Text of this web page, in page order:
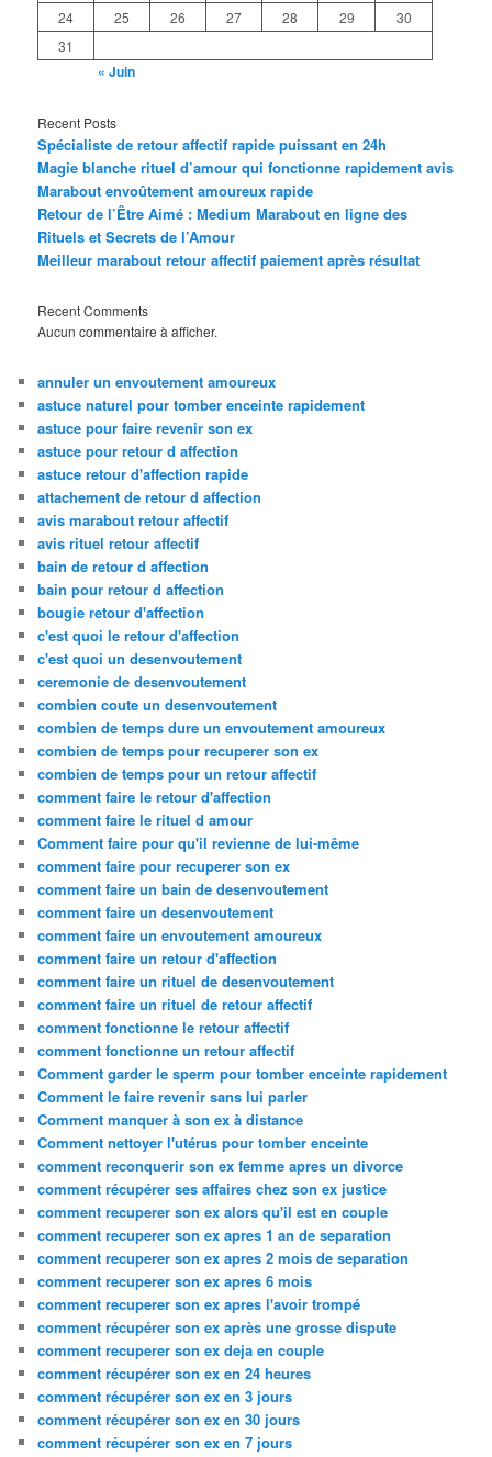
24
25 26 27 28 29
30
31
« Juin
Recent Posts
Spécialiste de retour affectif rapide puissant en 24h
Magie blanche rituel d’amour qui fonctionne rapidement avis
Marabout envoûtement amoureux rapide
Retour de l’Être Aimé : Medium Marabout en ligne des
Rituels et Secrets de l’Amour
Meilleur marabout retour affectif paiement après résultat
Recent Comments
Aucun commentaire à afficher.
annuler un envoutement amoureux
astuce naturel pour tomber enceinte rapidement
astuce pour faire revenir son ex
astuce pour retour d affection
astuce retour d'affection rapide
attachement de retour d affection
avis marabout retour affectif
avis rituel retour affectif
bain de retour d affection
bain pour retour d affection
bougie retour d'affection
c'est quoi le retour d'affection
c'est quoi un desenvoutement
ceremonie de desenvoutement
combien coute un desenvoutement
combien de temps dure un envoutement amoureux
combien de temps pour recuperer son ex
combien de temps pour un retour affectif
comment faire le retour d'affection
comment faire le rituel d amour
Comment faire pour qu'il revienne de lui-même
comment faire pour recuperer son ex
comment faire un bain de desenvoutement
comment faire un desenvoutement
comment faire un envoutement amoureux
comment faire un retour d'affection
comment faire un rituel de desenvoutement
comment faire un rituel de retour affectif
comment fonctionne le retour affectif
comment fonctionne un retour affectif
Comment garder le sperm pour tomber enceinte rapidement
Comment le faire revenir sans lui parler
Comment manquer à son ex à distance
Comment nettoyer l'utérus pour tomber enceinte
comment reconquerir son ex femme apres un divorce
comment récupérer ses affaires chez son ex justice
comment recuperer son ex alors qu'il est en couple
comment recuperer son ex apres 1 an de separation
comment recuperer son ex apres 2 mois de separation
comment recuperer son ex apres 6 mois
comment recuperer son ex apres l'avoir trompé
comment récupérer son ex après une grosse dispute
comment recuperer son ex deja en couple
comment récupérer son ex en 24 heures
comment récupérer son ex en 3 jours
comment récupérer son ex en 30 jours
comment récupérer son ex en 7 jours